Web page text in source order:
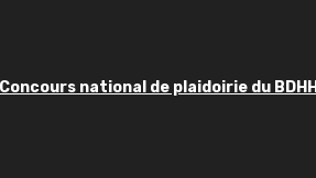
national de plaidoirie du BDHH